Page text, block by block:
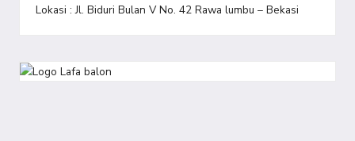
Lokasi : Jl. Biduri Bulan V No. 42 Rawa lumbu – Bekasi